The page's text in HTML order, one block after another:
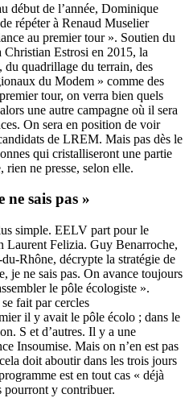
début de l’année, Dominique
répéter à Renaud Muselier
au premier tour ». Soutien du
Christian Estrosi en 2015, la
quadrillage du terrain, des
du Modem » comme des
tour, on verra bien quels
une autre campagne où il sera
On sera en position de voir
de LREM. Mais pas dès le
qui cristalliseront une partie
rien ne presse, selon elle.
ne sais pas »
simple. EELV part pour le
Laurent Felizia. Guy Benarroche,
Rhône, décrypte la stratégie de
je ne sais pas. On avance toujours
le pôle écologiste ».
fait par cercles
il y avait le pôle écolo ; dans le
S et d’autres. Il y a une
Insoumise. Mais on n’en est pas
doit aboutir dans les trois jours
est en tout cas « déjà
pourront y contribuer.